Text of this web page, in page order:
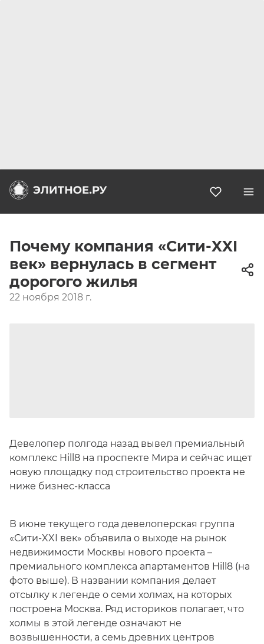
Почему компания «Сити-XXI
век» вернулась в сегмент
дорогого жилья
22 ноября 2018 г.
Девелопер полгода назад вывел премиальный
комплекс Hill8 на проспекте Мира и сейчас ищет
новую площадку под строительство проекта не
ниже бизнес-класса
В июне текущего года девелоперская группа
«Сити-XXI век» объявила о выходе на рынок
недвижимости Москвы нового проекта –
премиального комплекса апартаментов Hill8 (на
фото выше). В названии компания делает
отсылку к легенде о семи холмах, на которых
построена Москва. Ряд историков полагает, что
холмы в этой легенде означают не
возвышенности, а семь древних центров